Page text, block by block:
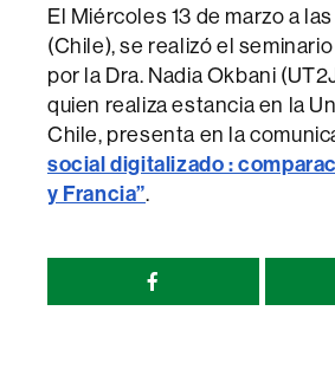
El Miércoles 13 de marzo a
(Chile), se realizó el
por la Dra. Nadia Okbani
quien realiza estancia en la
Chile, presenta en la
social digitalizado :
y Francia”.
Compartir